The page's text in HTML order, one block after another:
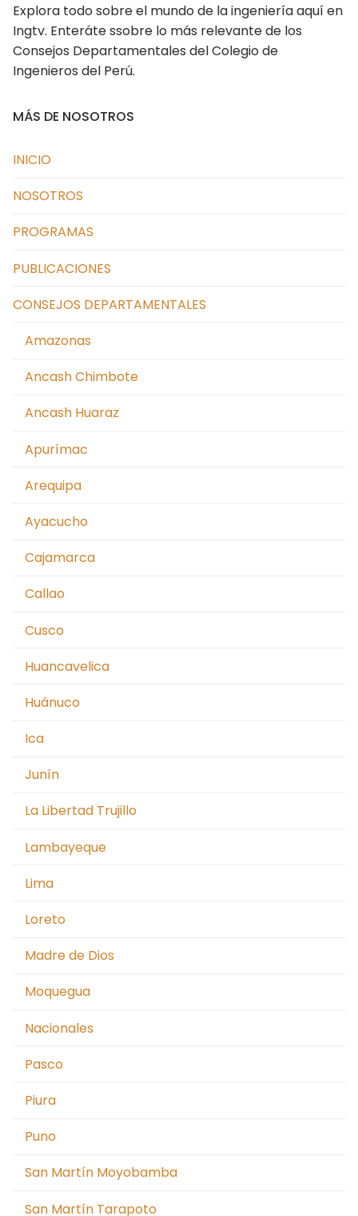
Tacna
Tingo María – Huánuco
Explora todo sobre el mundo de la ingeniería aquí en
Ingtv. Enteráte ssobre lo más relevante de los
Consejos Departamentales del Colegio de
Ingenieros del Perú.
MÁS DE NOSOTROS
INICIO
NOSOTROS
PROGRAMAS
PUBLICACIONES
CONSEJOS DEPARTAMENTALES
Amazonas
Ancash Chimbote
Ancash Huaraz
Apurímac
Arequipa
Ayacucho
Cajamarca
Callao
Cusco
Huancavelica
Huánuco
Ica
Junín
La Libertad Trujillo
Lambayeque
Lima
Loreto
Madre de Dios
Moquegua
Nacionales
Pasco
Piura
Puno
San Martín Moyobamba
San Martín Tarapoto